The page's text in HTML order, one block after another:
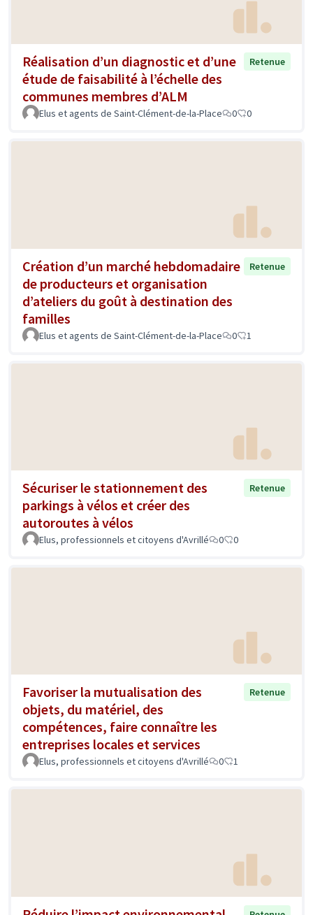
Réalisation d’un diagnostic et d’une
étude de faisabilité à l’échelle des
communes membres d’ALM
Retenue
Elus et agents de Saint-Clément-de-la-Place 0 0
Création d’un marché hebdomadaire
de producteurs et organisation
d’ateliers du goût à destination des
familles
Retenue
Elus et agents de Saint-Clément-de-la-Place 0 1
Sécuriser le stationnement des
parkings à vélos et créer des
autoroutes à vélos
Retenue
Elus, professionnels et citoyens d'Avrillé 0 0
Favoriser la mutualisation des
objets, du matériel, des
compétences, faire connaître les
entreprises locales et services
Retenue
Elus, professionnels et citoyens d'Avrillé 0 1